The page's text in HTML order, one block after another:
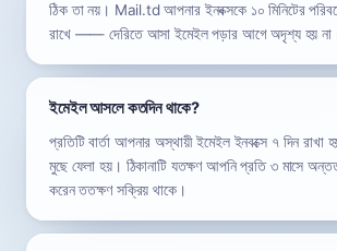
ঠিক তা নয়। Mail.td আপনার ইনবক্সকে ১০ মিনিটের
রাখে —— দেরিতে আসা ইমেইল পড়ার আগে অদৃশ্য হয় না।
ইমেইল আসলে কতদিন থাকে?
প্রতিটি বার্তা আপনার অস্থায়ী ইমেইল ইনবক্সে ৭ দিন রাখা
মুছে ফেলা হয়। ঠিকানাটি যতক্ষণ আপনি প্রতি ৩ মাসে
করেন ততক্ষণ সক্রিয় থাকে।